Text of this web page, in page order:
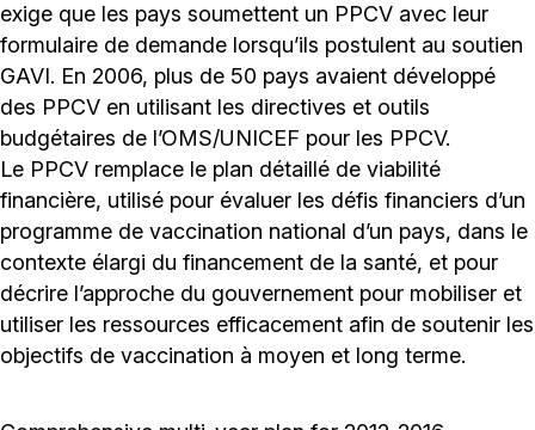
exige que les pays soumettent un PPCV avec leur
formulaire de demande lorsqu’ils postulent au soutien
GAVI. En 2006, plus de 50 pays avaient développé
des PPCV en utilisant les directives et outils
budgétaires de l’OMS/UNICEF pour les PPCV.
Le PPCV remplace le plan détaillé de viabilité
financière, utilisé pour évaluer les défis financiers d’un
programme de vaccination national d’un pays, dans le
contexte élargi du financement de la santé, et pour
décrire l’approche du gouvernement pour mobiliser et
utiliser les ressources efficacement afin de soutenir les
objectifs de vaccination à moyen et long terme.